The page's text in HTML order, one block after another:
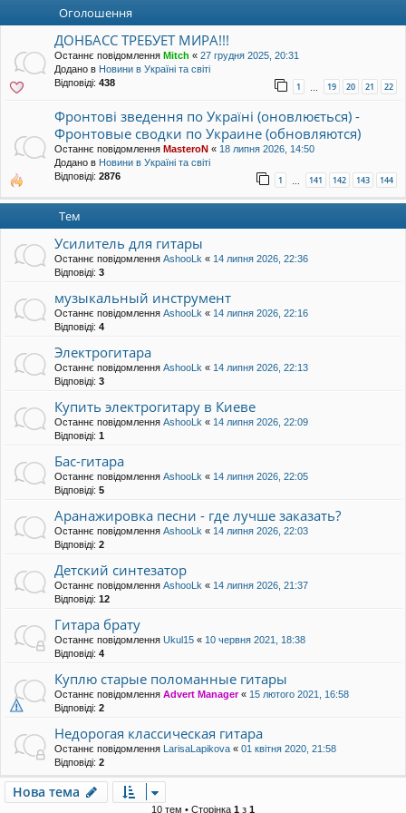
Оголошення
ДОНБАСС ТРЕБУЕТ МИРА!!!
Останнє повідомлення Mitch « 27 грудня 2025, 20:31
Додано в Новини в Україні та світі
Відповіді: 438 1 … 19 20 21 22
Фронтові зведення по Україні (оновлюється) -
Фронтовые сводки по Украине (обновляются)
Останнє повідомлення MasteroN « 18 липня 2026, 14:50
Додано в Новини в Україні та світі
Відповіді: 2876 1 … 141 142 143 144
Тем
Усилитель для гитары
Останнє повідомлення AshooLk « 14 липня 2026, 22:36
Відповіді: 3
музыкальный инструмент
Останнє повідомлення AshooLk « 14 липня 2026, 22:16
Відповіді: 4
Электрогитара
Останнє повідомлення AshooLk « 14 липня 2026, 22:13
Відповіді: 3
Купить электрогитару в Киеве
Останнє повідомлення AshooLk « 14 липня 2026, 22:09
Відповіді: 1
Бас-гитара
Останнє повідомлення AshooLk « 14 липня 2026, 22:05
Відповіді: 5
Аранажировка песни - где лучше заказать?
Останнє повідомлення AshooLk « 14 липня 2026, 22:03
Відповіді: 2
Детский синтезатор
Останнє повідомлення AshooLk « 14 липня 2026, 21:37
Відповіді: 12
Гитара брату
Останнє повідомлення Ukul15 « 10 червня 2021, 18:38
Відповіді: 4
Куплю старые поломанные гитары
Останнє повідомлення Advert Manager« 15 лютого 2021, 16:58
Відповіді: 2
Недорогая классическая гитара
Останнє повідомлення LarisaLapikova « 01 квітня 2020, 21:58
Відповіді: 2
Нова тема
10 тем • Сторінка 1 з 1